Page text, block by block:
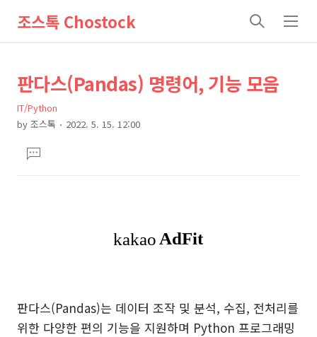
조스톡 Chostock
검
메
상
세
컨
츠
본
문
제
목
판다스(Pandas) 명령어, 기능 모음
IT/Python
by 조스톡 2022. 5. 15. 12:00
문댓
글
판다스(Pandas)는 데이터 조작 및 분석, 수집, 전처리를
위한 다양한 편의 기능을 지원하며 Python 프로그래밍